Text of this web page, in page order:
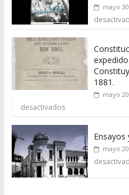
mayo
1881.
mayo
desactivados
Ensayos
mayo